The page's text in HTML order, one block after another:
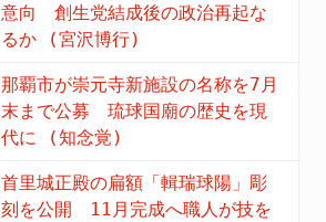
意向 創生党結成後の政治再起な
るか (宮沢博行)
那覇市が崇元寺新施設の名称を7月
末まで公募 琉球国廟の歴史を現
代に (知念覚)
首里城正殿の扁額「輯瑞球陽」彫
刻を公開 11月完成へ職人が技を